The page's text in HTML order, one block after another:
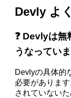
Devly よ
❓ Devlyは
うなってい
Devlyの具体的
必要がありま
されていない